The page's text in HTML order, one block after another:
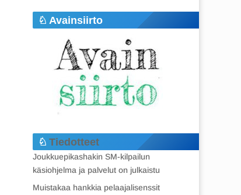
Avainsiirto
Tiedotteet
Joukkuepikashakin SM-kilpailun
käsiohjelma ja palvelut on julkaistu
Muistakaa hankkia pelaajalisenssit